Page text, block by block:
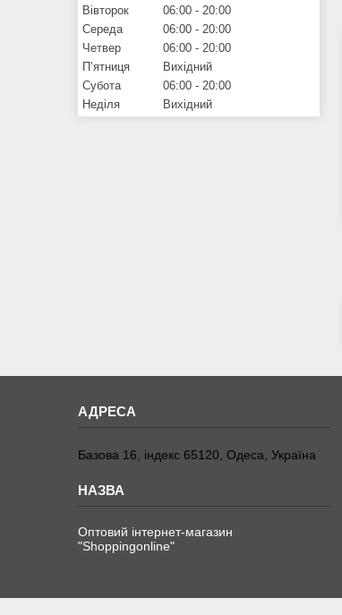
Вівторок
06:00
20:00
Середа
06:00
20:00
Четвер
06:00
20:00
Пʼятниця
Вихідний
Субота
06:00
20:00
Неділя
Вихідний
Базова 16, індекс 65120, Одеса, Україна
Оптовий інтернет-магазин
"Shoppingonline"